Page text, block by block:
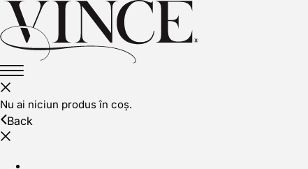
Nu ai niciun produs în coș.
Back